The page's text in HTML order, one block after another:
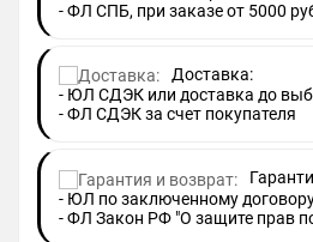
- ФЛ СПБ, при заказе от 5000
Доставка:
- ЮЛ СДЭК или доставка до
- ФЛ СДЭК за счет покупателя
- ЮЛ по заключенному
- ФЛ Закон РФ "О защите прав